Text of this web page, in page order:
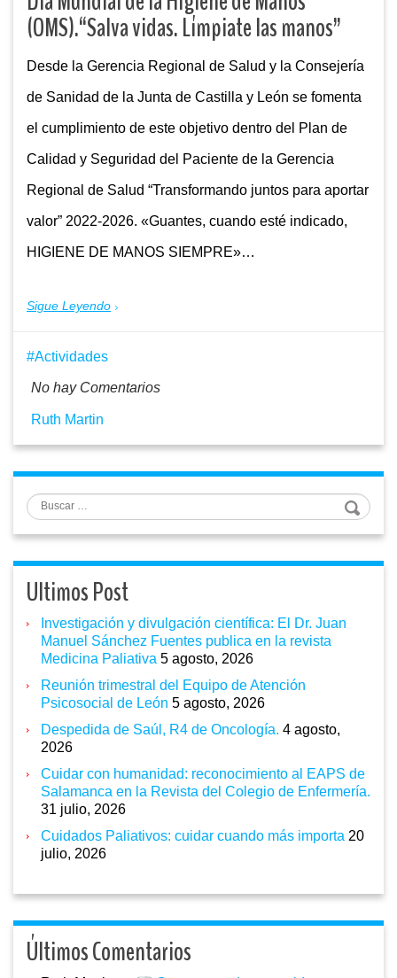
(OMS).“Salva vidas. Límpiate las manos”
Desde la Gerencia Regional de Salud y la Consejería
de Sanidad de la Junta de Castilla y León se fomenta
el cumplimiento de este objetivo dentro del Plan de
Calidad y Seguridad del Paciente de la Gerencia
Regional de Salud “Transformando juntos para aportar
valor” 2022-2026. «Guantes, cuando esté indicado,
HIGIENE DE MANOS SIEMPRE»…
Sigue Leyendo
Actividades
No hay Comentarios
Ruth Martin
Buscar
Ultimos Post
Investigación y divulgación científica: El Dr. Juan
Manuel Sánchez Fuentes publica en la revista
Medicina Paliativa 5 agosto, 2026
Reunión trimestral del Equipo de Atención
Psicosocial de León 5 agosto, 2026
Despedida de Saúl, R4 de Oncología. 4 agosto,
2026
Cuidar con humanidad: reconocimiento al EAPS de
Salamanca en la Revista del Colegio de Enfermería.
31 julio, 2026
Cuidados Paliativos: cuidar cuando más importa 20
julio, 2026
Últimos Comentarios